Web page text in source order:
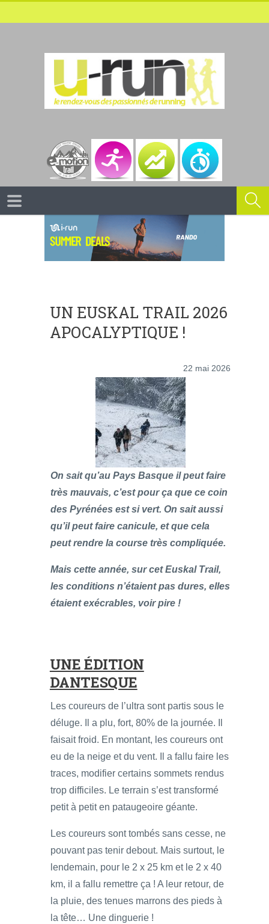
UN EUSKAL TRAIL 2026
APOCALYPTIQUE !
22 mai 2026
On sait qu’au Pays Basque il peut faire
très mauvais, c’est pour ça que ce coin
des Pyrénées est si vert. On sait aussi
qu’il peut faire canicule, et que cela
peut rendre la course très compliquée.
Mais cette année, sur cet Euskal Trail,
les conditions n’étaient pas dures, elles
étaient exécrables, voir pire !
UNE ÉDITION
DANTESQUE
Les coureurs de l’ultra sont partis sous le
déluge. Il a plu, fort, 80% de la journée. Il
faisait froid. En montant, les coureurs ont
eu de la neige et du vent. Il a fallu faire les
traces, modifier certains sommets rendus
trop difficiles. Le terrain s’est transformé
petit à petit en pataugeoire géante.
Les coureurs sont tombés sans cesse, ne
pouvant pas tenir debout. Mais surtout, le
lendemain, pour le 2 x 25 km et le 2 x 40
km, il a fallu remettre ça ! A leur retour, de
la pluie, des tenues marrons des pieds à
la tête… Une dinguerie !